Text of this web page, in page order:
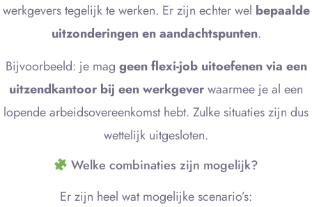
werkgevers tegelijk te werken. Er zijn echter wel bepaalde
uitzonderingen en aandachtspunten.
Bijvoorbeeld: je mag geen flexi-job uitoefenen via een
uitzendkantoor bij een werkgeverwaarmee je al een
lopende arbeidsovereenkomst hebt. Zulke situaties zijn dus
wettelijk uitgesloten.
Welke combinaties zijn mogelijk?
Er zijn heel wat mogelijke scenario’s: